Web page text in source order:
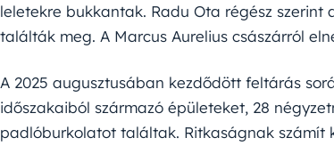
leletekre bukkantak. Radu Ota régész szerint
találták meg. A Marcus Aurelius császárról
A 2025 augusztusában kezdődött feltárás
időszakaiból származó épületeket, 28
padlóburkolatot találtak. Ritkaságnak